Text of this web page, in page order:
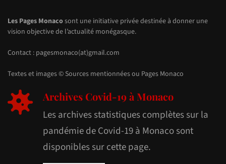
Les Pages Monacosont une initiative privée destinée à donner une
vision objective de l’actualité monégasque.
Contact : pagesmonaco(at)gmail.com
Textes et images © Sources mentionnées ou Pages Monaco
Archives Covid-19 à Monaco
Les archives statistiques complètes sur la
pandémie de Covid-19 à Monaco sont
disponibles sur cette page.